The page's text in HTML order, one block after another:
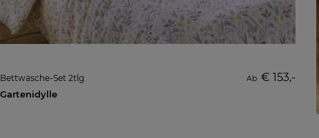
Bettwäsche-Set 2tlg.
Gartenidylle
Ab € 153,-